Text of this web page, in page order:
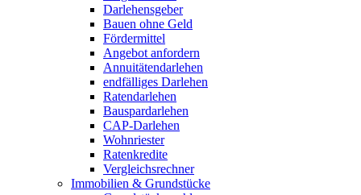
Darlehensgeber
Bauen ohne Geld
Fördermittel
Angebot anfordern
Annuitätendarlehen
endfälliges Darlehen
Ratendarlehen
Bauspardarlehen
CAP-Darlehen
Wohnriester
Ratenkredite
Vergleichsrechner
Immobilien & Grundstücke